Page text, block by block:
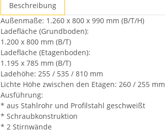
Registerkarten
anzeigen
Beschreibung
Außenmaße: 1.260 x 800 x 990 mm (B/T/H)
Ladefläche (Grundboden):
1.200 x 800 mm (B/T)
Ladefläche (Etagenboden):
1.195 x 785 mm (B/T)
Ladehöhe: 255 / 535 / 810 mm
Lichte Höhe zwischen den Etagen: 260 / 255 mm
Ausführung:
* aus Stahlrohr und Profilstahl geschweißt
* Schraubkonstruktion
* 2 Stirnwände